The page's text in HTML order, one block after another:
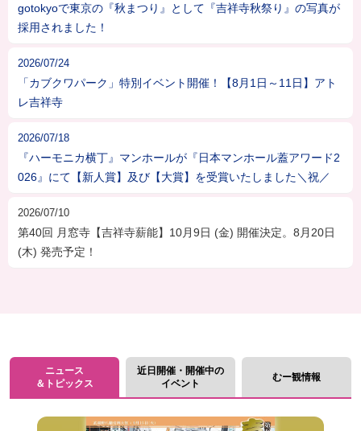
gotokyoで東京の『秋まつり』として『吉祥寺秋祭り』の写真が
採用されました！
2026/07/24
「カブクワパーク」特別イベント開催！【8月1日～11日】アト
レ吉祥寺
2026/07/18
『ハーモニカ横丁』マンホールが『日本マンホール蓋アワード2
026』にて【新人賞】及び【大賞】を受賞いたしました＼祝／
2026/07/10
第40回 月窓寺【吉祥寺薪能】10月9日 (金) 開催決定。8月20日
(木) 発売予定！
ニュース
＆トピックス
近日開催・開催中の
イベント
むー観情報